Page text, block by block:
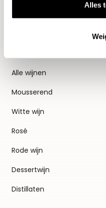
Alles
Alle wijnen
Mousserend
Witte wijn
Rosé
Rode wijn
Dessertwijn
Distillaten